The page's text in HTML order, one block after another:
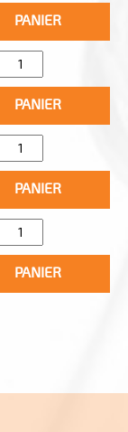
PANIER
PANIER
PANIER
PANIER